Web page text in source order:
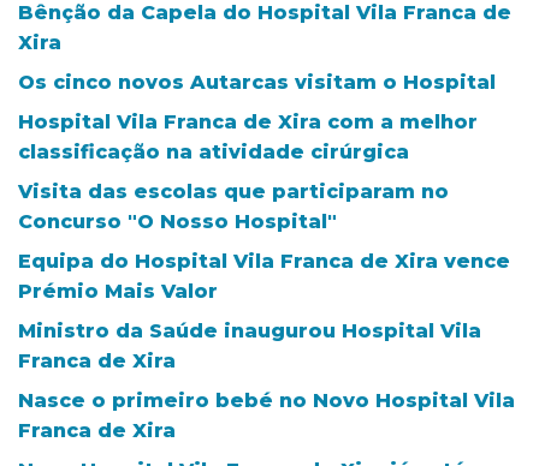
Bênção da Capela do Hospital Vila Franca de
Xira
Os cinco novos Autarcas visitam o Hospital
Hospital Vila Franca de Xira com a melhor
classificação na atividade cirúrgica
Visita das escolas que participaram no
Concurso "O Nosso Hospital"
Equipa do Hospital Vila Franca de Xira vence
Prémio Mais Valor
Ministro da Saúde inaugurou Hospital Vila
Franca de Xira
Nasce o primeiro bebé no Novo Hospital Vila
Franca de Xira